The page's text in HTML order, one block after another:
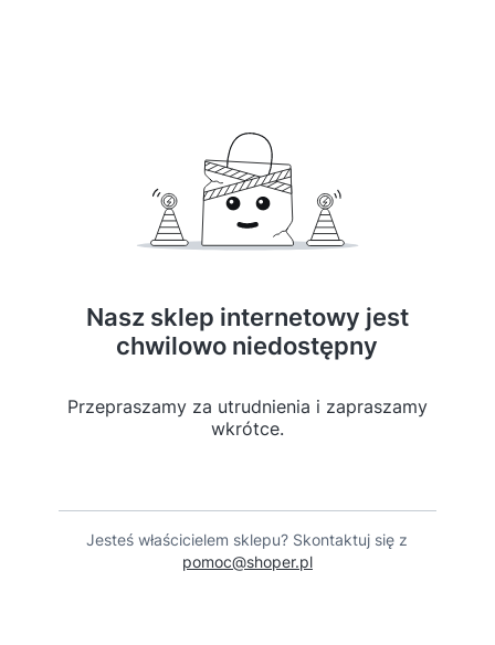
Nasz sklep internetowy jest
chwilowo niedostępny
Przepraszamy za utrudnienia i zapraszamy
wkrótce.
Jesteś właścicielem sklepu? Skontaktuj się z
pomoc@shoper.pl